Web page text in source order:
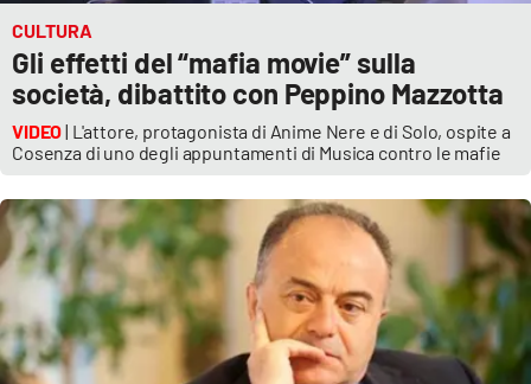
Venti di comunicazione
STREAMING
LaC Network
LaC OnAir
CULTURA
Gli effetti del “mafia movie” sulla
società, dibattito con Peppino Mazzotta
VIDEO| L'attore, protagonista di Anime Nere e di Solo, ospite a
Cosenza di uno degli appuntamenti di Musica contro le mafie